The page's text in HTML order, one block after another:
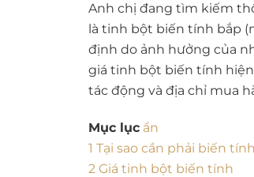
Anh chị đang tìm kiếm
là tinh bột biến tính bắp
định do ảnh hưởng của
giá tinh bột biến tính
tác động và địa chỉ mua
Mục lục ẩn
1 Tại sao cần phải biến
2 Giá tinh bột biến tính